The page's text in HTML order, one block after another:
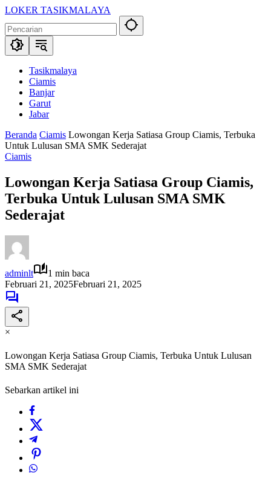
Langsung
konten
LOKER TASIKMALAYA
Lowongan
Kerja
Tasikmalaya
SekitarnaTasikmalaya
Ciamis
Banjar
Garut
Jabar
Beranda Ciamis Lowongan Kerja Satiasa Group Ciamis, Terbuka
Untuk Lulusan SMA SMK Sederajat
Ciamis
Lowongan Kerja Satiasa Group Ciamis,
Terbuka Untuk Lulusan SMA SMK
Sederajat
adminlt
1 min baca
Februari 21, 2025Februari 21, 2025
×
Lowongan Kerja Satiasa Group Ciamis, Terbuka Untuk Lulusan
SMA SMK Sederajat
Sebarkan artikel ini